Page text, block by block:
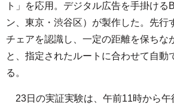
ト」を応用。デジタル広告を手掛ける
ン、東京・渋谷区）が製作した。先行
チェアを認識し、一定の距離を保ちな
と、指定されたルートに合わせて自動
る。
23日の実証実験は、午前11時から午